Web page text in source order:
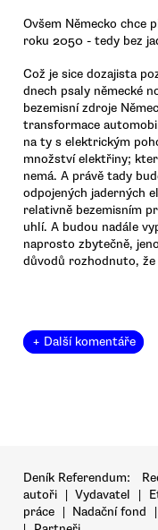
Ovšem Německo chce
roku 2050 - tedy bez
Což je sice dozajista
dnech psaly německé
bezemisní zdroje
transformace
na ty s elektrickým
množství elektřiny;
nemá. A právě tady
odpojených jaderných
relativně bezemisním
uhlí. A budou nadále
naprosto zbytečně,
důvodů rozhodnuto, že
+ Další komentáře
Deník Referendum:
autoři | Vydavatel |
práce | Nadační fond |